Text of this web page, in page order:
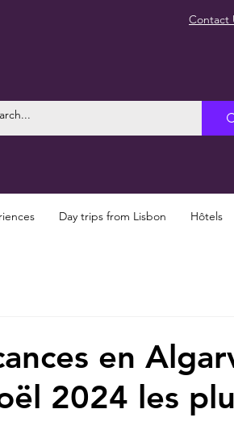
Contact
Day trips from Lisbon Hôtels
en
2024 les